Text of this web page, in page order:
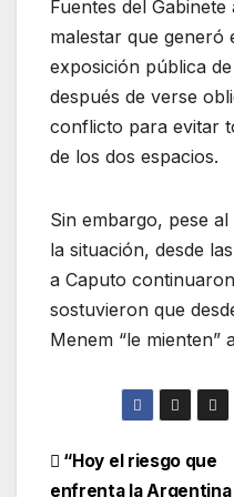
Fuentes del Gabinete
malestar que generó
exposición pública
después de verse
conflicto para evitar
de los dos espacios.
Sin embargo, pese
la situación, desde
a Caputo
sostuvieron que
Menem “le mienten”
“Hoy el riesgo que
enfrenta la Argentina